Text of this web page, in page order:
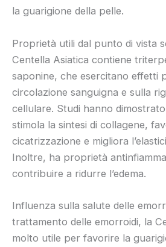
la guarigione della pelle.
Proprietà utili dal punto di vista
Centella Asiatica contiene
saponine, che esercitano effetti
circolazione sanguigna e sulla
cellulare. Studi hanno
stimola la sintesi di collagene,
cicatrizzazione e migliora
Inoltre, ha proprietà
contribuire a ridurre l’edema.
Influenza sulla salute delle
trattamento delle emorroidi, la
molto utile per favorire la